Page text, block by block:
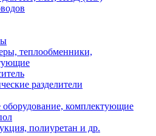
теплообменники,
разделители
оборудование, комплектующие
полиуретан и др.